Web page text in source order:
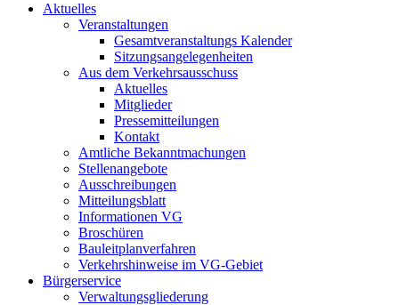
Aktuelles
Veranstaltungen
Gesamtveranstaltungs Kalender
Sitzungsangelegenheiten
Aus dem Verkehrsausschuss
Aktuelles
Mitglieder
Pressemitteilungen
Kontakt
Amtliche Bekanntmachungen
Stellenangebote
Ausschreibungen
Mitteilungsblatt
Informationen VG
Broschüren
Bauleitplanverfahren
Verkehrshinweise im VG-Gebiet
Bürgerservice
Verwaltungsgliederung